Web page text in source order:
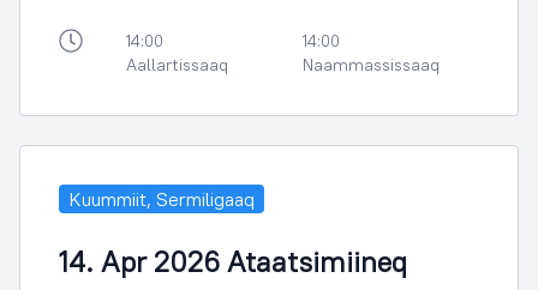
14:00
Aallartissaaq
14:00
Naammassissaaq
Kuummiit, Sermiligaaq
14. Apr 2026 Ataatsimiineq